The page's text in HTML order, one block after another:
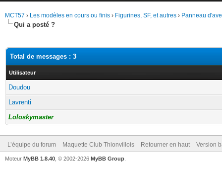
MCT57 › Les modèles en cours ou finis › Figurines, SF, et autres › Panneau
Qui a posté ?
Total de messages : 3
Utilisateur
Doudou
Lavrenti
Loloskymaster
L’équipe du forum Maquette Club Thionvillois Retourner en haut Version
Moteur MyBB 1.8.40 , © 2002-2026 MyBB Group